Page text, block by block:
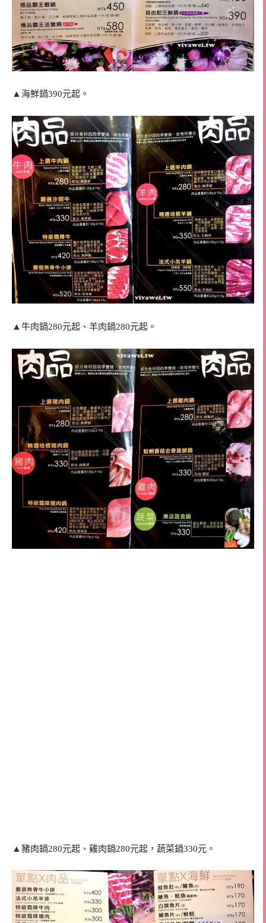
▲ 海鮮鍋390元起。
▲ 牛肉鍋280元起、羊肉鍋280元起。
▲ 豬肉鍋280元起、雞肉鍋280元起，蔬菜鍋330元。